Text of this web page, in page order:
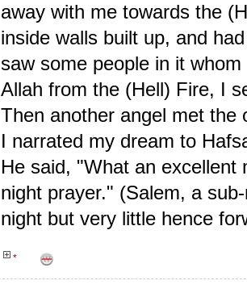
away with me towards the
inside walls built up, and
saw some people in it
Allah from the (Hell) Fire, I
Then another angel met the
I narrated my dream to
He said, "What an excellent
night prayer." (Salem, a
night but very little hence
*